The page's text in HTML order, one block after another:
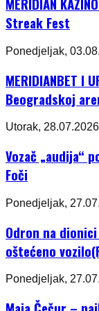
MERIDIAN
Streak Fest
Ponedjeljak,
MERIDIANBET I
Beogradskoj
Utorak,
Vozač „audija“
Foči
Ponedjeljak,
Odron na
oštećeno
Ponedjeljak,